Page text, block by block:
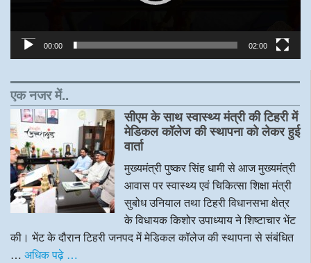
00:00 02:00
एक नजर में..
सीएम के साथ स्वास्थ्य मंत्री की टिहरी में
मेडिकल कॉलेज की स्थापना को लेकर हुई
वार्ता
मुख्यमंत्री पुष्कर सिंह धामी से आज मुख्यमंत्री
आवास पर स्वास्थ्य एवं चिकित्सा शिक्षा मंत्री
सुबोध उनियाल तथा टिहरी विधानसभा क्षेत्र
के विधायक किशोर उपाध्याय ने शिष्टाचार भेंट
की। भेंट के दौरान टिहरी जनपद में मेडिकल कॉलेज की स्थापना से संबंधित
… अधिक पढ़े …